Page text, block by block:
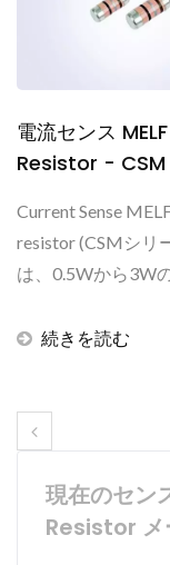
電流センス MELF
Resistor - CSM
Current Sense
resistor (CSMシリ
は、0.5Wから3W
ムから511mオーム
を誇ります。この
れており（特に空
ています）、振動
続きを読む
現在のセン
Resistor メ